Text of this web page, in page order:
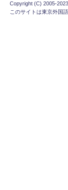
Copyright (C) 2005-
このサイトは東京外国